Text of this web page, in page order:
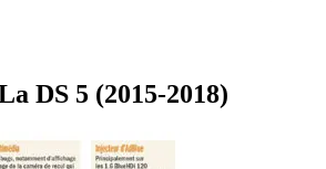
DS 5 (2015-2018)